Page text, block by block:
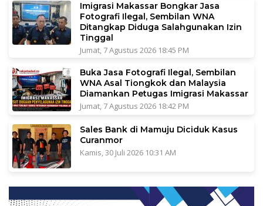
Imigrasi Makassar Bongkar Jasa
Fotografi Ilegal, Sembilan WNA
Ditangkap Diduga Salahgunakan Izin
Tinggal
Jumat, 7 Agustus 2026 18:45 PM
Buka Jasa Fotografi Ilegal, Sembilan
WNA Asal Tiongkok dan Malaysia
Diamankan Petugas Imigrasi Makassar
Jumat, 7 Agustus 2026 18:42 PM
Sales Bank di Mamuju Diciduk Kasus
Curanmor
Kamis, 30 Juli 2026 10:31 AM